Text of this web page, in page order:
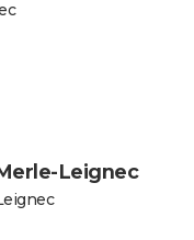
Leignec